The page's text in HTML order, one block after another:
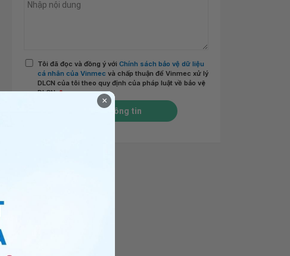
Tôi đã đọc và đồng ý với Chính sách bảo vệ dữ liệu
cá nhân của Vinmec và chấp thuận để Vinmec xử lý
DLCN của tôi theo quy định của pháp luật về bảo vệ
DLCN.*
Gửi thông tin
×